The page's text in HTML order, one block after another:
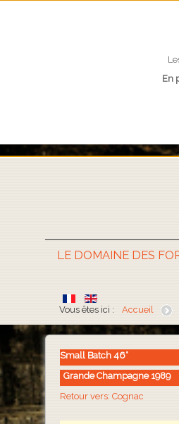
En
LE DOMAINE DES
Vous êtes ici : Accueil
Small Batch 46°
Grande Champagne 1989
Retour vers: Cognac